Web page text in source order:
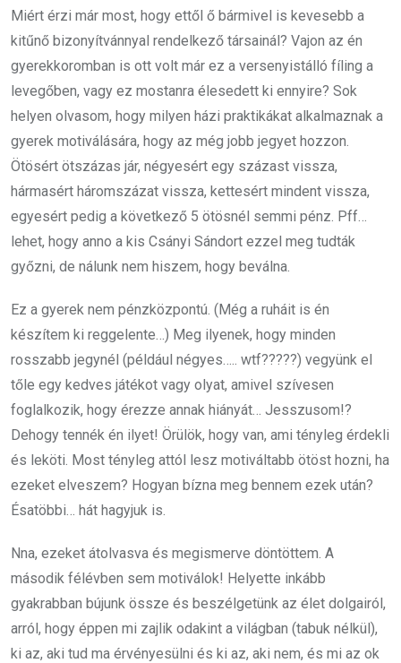
Miért érzi már most, hogy ettől ő bármivel is kevesebb a
kitűnő bizonyítvánnyal rendelkező társainál? Vajon az én
gyerekkoromban is ott volt már ez a versenyistálló fíling a
levegőben, vagy ez mostanra élesedett ki ennyire? Sok
helyen olvasom, hogy milyen házi praktikákat alkalmaznak a
gyerek motiválására, hogy az még jobb jegyet hozzon.
Ötösért ötszázas jár, négyesért egy százast vissza,
hármasért háromszázat vissza, kettesért mindent vissza,
egyesért pedig a következő 5 ötösnél semmi pénz. Pff…
lehet, hogy anno a kis Csányi Sándort ezzel meg tudták
győzni, de nálunk nem hiszem, hogy beválna.
Ez a gyerek nem pénzközpontú. (Még a ruháit is én
készítem ki reggelente…) Meg ilyenek, hogy minden
rosszabb jegynél (például négyes….. wtf?????) vegyünk el
tőle egy kedves játékot vagy olyat, amivel szívesen
foglalkozik, hogy érezze annak hiányát… Jesszusom!?
Dehogy tennék én ilyet! Örülök, hogy van, ami tényleg érdekli
és leköti. Most tényleg attól lesz motiváltabb ötöst hozni, ha
ezeket elveszem? Hogyan bízna meg bennem ezek után?
Ésatöbbi… hát hagyjuk is.
Nna, ezeket átolvasva és megismerve döntöttem. A
második félévben sem motiválok! Helyette inkább
gyakrabban bújunk össze és beszélgetünk az élet dolgairól,
arról, hogy éppen mi zajlik odakint a világban (tabuk nélkül),
ki az, aki tud ma érvényesülni és ki az, aki nem, és mi az ok